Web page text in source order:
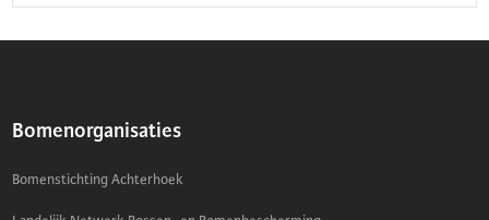
Bomenorganisaties
Bomenstichting Achterhoek